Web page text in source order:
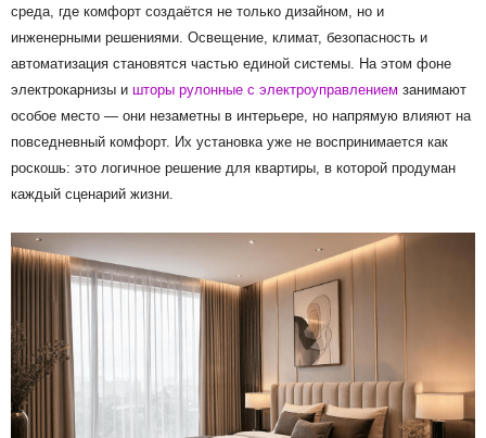
среда, где комфорт создаётся не только дизайном, но и
инженерными решениями. Освещение, климат, безопасность и
автоматизация становятся частью единой системы. На этом фоне
электрокарнизы и шторы рулонные с электроуправлением занимают
особое место — они незаметны в интерьере, но напрямую влияют на
повседневный комфорт. Их установка уже не воспринимается как
роскошь: это логичное решение для квартиры, в которой продуман
каждый сценарий жизни.